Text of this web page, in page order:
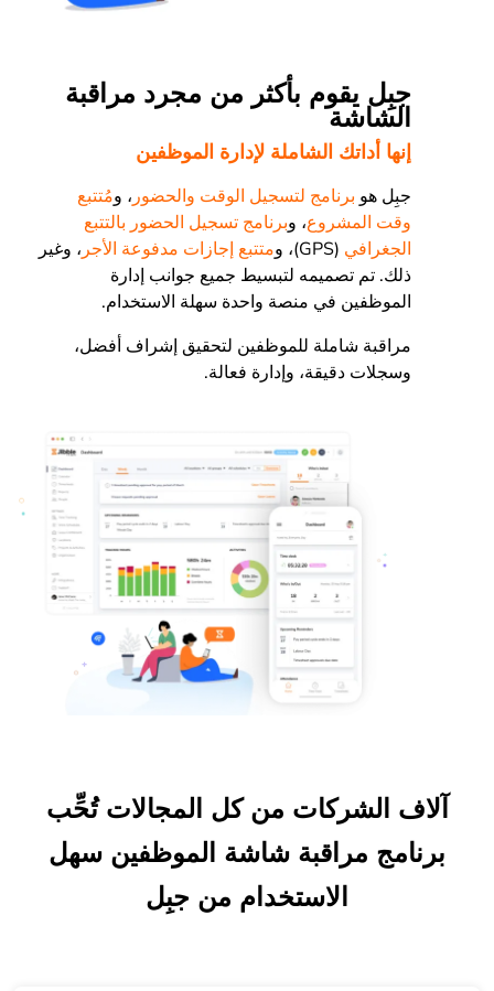
جبِل يقوم بأكثر من مجرد مراقبة
الشاشة
إنها أداتك الشاملة لإدارة الموظفين
جبِل هو برنامج لتسجيل الوقت والحضور ، ومُتتبع
وقت المشروع، وبرنامج تسجيل الحضور بالتتبع
الجغرافي (GPS)، و متتبع إجازات مدفوعة الأجر ، وغير
ذلك. تم تصميمه لتبسيط جميع جوانب إدارة
الموظفين في منصة واحدة سهلة الاستخدام.
مراقبة شاملة للموظفين لتحقيق إشراف أفضل،
وسجلات دقيقة، وإدارة فعالة.
آلاف الشركات من كل المجالات تُحِّب
برنامج مراقبة شاشة الموظفين سهل
الاستخدام من جبِل